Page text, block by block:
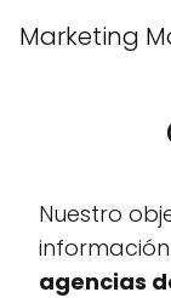
Marketing
Nuestro
agencias